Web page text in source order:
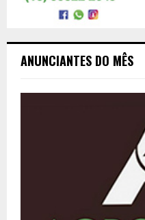
ANUNCIANTES DO MÊS